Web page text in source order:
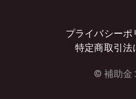
プライバシーポ
特定商取引法
© 補助金